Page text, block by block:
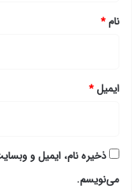
نام*
ایمیل*
ذخیره نام، ایمیل و
می‌نویسم.